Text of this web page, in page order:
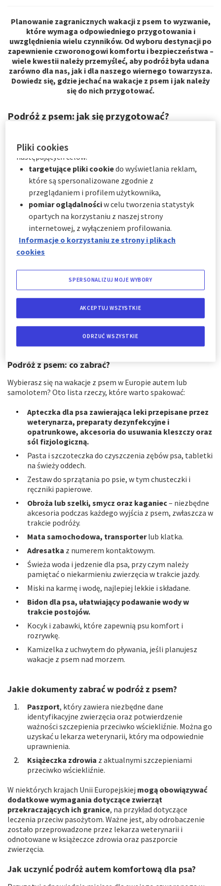
Planowanie zagranicznych wakacji z psem to wyzwanie,
które wymaga odpowiedniego przygotowania i
uwzględnienia wielu czynników. Od wyboru destynacji po
zapewnienie czworonogowi komfortu i bezpieczeństwa –
wiele kwestii należy przemyśleć, aby podróż była udana
zarówno dla nas, jak i dla naszego wiernego towarzysza.
Dowiedz się, gdzie jechać na wakacje z psem i jak należy
się do nich przygotować.
Podróż z psem: jak się przygotować?
pamiętaj o kilku sprawach. Przed rozpoczęciem wakacji z
psem ważne jest zapewnienie, że Twój czworonóg jest w
doskonałym stanie zdrowia. Todobry moment, aby
skonsultować się z weterynarzem
. Upewnij się, że Twój pies
ma aktualne szczepienia przeciwko wściekliźnie zanotowane
w książeczce zdrowia, jest regularnie odrobaczany oraz
ogólnie jest w dobrej kondycji, co pozwoli Wam cieszyć się
dłuższą podróżą bez żadnych nieprzyjemności.
wyjazdem zadbaj również o szczepienia specyficzne dla
regionu, do którego się udajesz.
Ważne jest ponadto zadbanie o ochronę Twojego psa przed
temperatura i wilgotność otoczenia, tym większe ryzyko
preparatów przeciwko kleszczom w różnych formach.
Najpopularniejsze wśród właścicieli są obroże i środki typu
spot-on (czyli krople).
Przed wyjazdem warto też zachipować pupila i dodać jego
dane do europejskich baz zwierząt.
Podróż z psem: co zabrać?
Wybierasz się na wakacje z psem w Europie autem lub
samolotem? Oto lista rzeczy, które warto spakować:
Apteczka dla psa zawierająca leki przepisane przez
weterynarza, preparaty dezynfekcyjne i
opatrunkowe, akcesoria do usuwania kleszczy oraz
sól fizjologiczną.
Pasta i szczoteczka do czyszczenia zębów psa, tabletki
na świeży oddech.
Zestaw do sprzątania po psie, w tym chusteczki i
ręczniki papierowe.
Obroża lub szelki, smycz oraz kaganiec– niezbędne
akcesoria podczas każdego wyjścia z psem, zwłaszcza w
trakcie podróży.
Mata samochodowa, transporterlub klatka.
Adresatka z numerem kontaktowym.
Świeża woda i jedzenie dla psa, przy czym należy
pamiętać o niekarmieniu zwierzęcia w trakcie jazdy.
Miski na karmę i wodę, najlepiej lekkie i składane.
Bidon dla psa, ułatwiający podawanie wody w
trakcie postojów.
Kocyk i zabawki, które zapewnią psu komfort i
rozrywkę.
Kamizelka z uchwytem do pływania, jeśli planujesz
wakacje z psem nad morzem.
Jakie dokumenty zabrać w podróż z psem?
Paszport, który zawiera niezbędne dane
identyfikacyjne zwierzęcia oraz potwierdzenie
ważności szczepienia przeciwko wściekliźnie. Można go
uzyskać u lekarza weterynarii, który ma odpowiednie
uprawnienia.
Książeczka zdrowia z aktualnymi szczepieniami
przeciwko wściekliźnie.
W niektórych krajach Unii Europejskiej mogą obowiązywać
dodatkowe wymagania dotyczące zwierząt
przekraczających ich granice, na przykład dotyczące
leczenia przeciw pasożytom. Ważne jest, aby odrobaczenie
zostało przeprowadzone przez lekarza weterynarii i
odnotowane w książeczce zdrowia oraz paszporcie
zwierzęcia.
Jak uczynić podróż autem komfortową dla psa?
Pliki cookies
Użytkownik może wyrazić zgodę na wszystkie lub tylko
niektóre opcjonalne pliki cookie w zależności od ich
kategorii za pośrednictwem Centrum preferencji
plików cookie:
natychmiast, klikając "Spersonalizuj moje
wybory" poniżej; lub
w dowolnym momencie, klikając "
Centrum
" dostępne w stopce
witryny.
AXA Partners wykorzystuje pliki cookie do
następujących celów:
targetujące pliki cookiedo wyświetlania reklam,
które są spersonalizowane zgodnie z
przeglądaniem i profilem użytkownika,
pomiar oglądalnościw celu tworzenia statystyk
opartych na korzystaniu z naszej strony
internetowej, z wyłączeniem profilowania.
Informacje o korzystaniu ze strony i plikach
cookies
SPERSONALIZUJ MOJE WYBORY
ODRZUĆ WSZYSTKIE
AKCEPTUJ WSZYSTKIE